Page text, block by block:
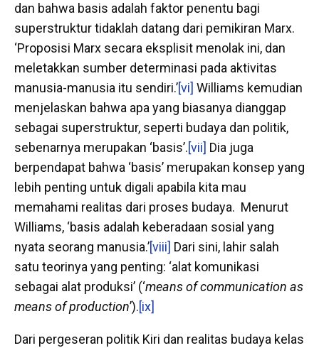
dan bahwa basis adalah faktor penentu bagi
superstruktur tidaklah datang dari pemikiran Marx.
‘Proposisi Marx secara eksplisit menolak ini, dan
meletakkan sumber determinasi pada aktivitas
manusia-manusia itu sendiri.’[vi] Williams kemudian
menjelaskan bahwa apa yang biasanya dianggap
sebagai superstruktur, seperti budaya dan politik,
sebenarnya merupakan ‘basis’.[vii] Dia juga
berpendapat bahwa ‘basis’ merupakan konsep yang
lebih penting untuk digali apabila kita mau
memahami realitas dari proses budaya. Menurut
Williams, ‘basis adalah keberadaan sosial yang
nyata seorang manusia.’[viii] Dari sini, lahir salah
satu teorinya yang penting: ‘alat komunikasi
sebagai alat produksi’ (‘means of communication as
means of production’).[ix]
Dari pergeseran politik Kiri dan realitas budaya kelas